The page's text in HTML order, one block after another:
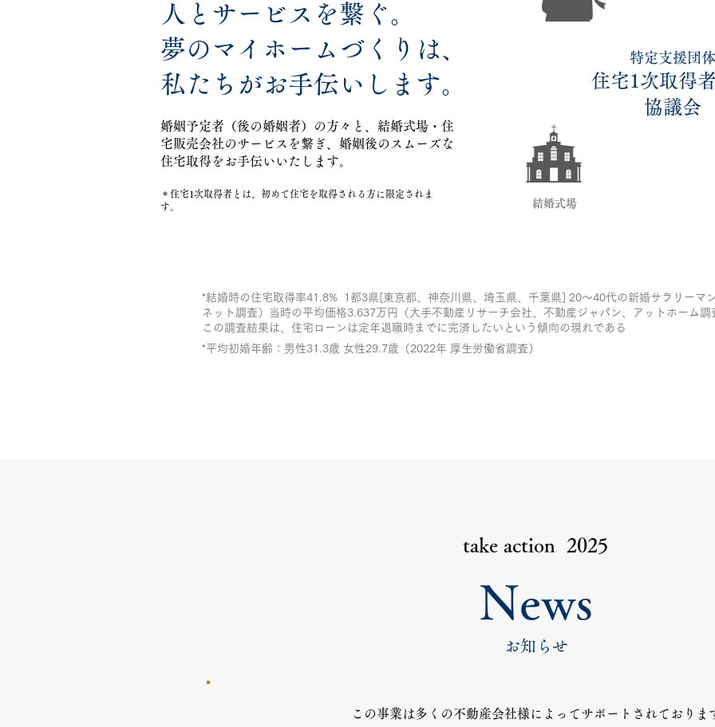
人とサービスを繋ぐ。
​夢のマイホームづくりは、
私たちがお手伝いします。
婚姻予定者​（後の婚姻者）の方々と、結婚式場・住
宅販売会社のサービスを繋ぎ、婚姻後のスムーズな
住宅取得をお手伝いいたします。​
＊住宅1次取得者とは、初めて住宅を取得される方に限定されま
す。
​特定支援団体
住宅1次取得
協議会
​結婚式場
*結婚時の住宅取得率41.8% 1都3県[東京都、神奈川県、埼玉県、千葉県] 20～40代の新婚サラリーマ
ネット調査）当時の平均価格3.637万円（大手不動産リサーチ会社、不動産ジャパン、アットホーム調
この調査結果は、住宅ローンは定年退職時までに完済したいという傾向の現れである​
*平均初婚年齢：男性31.3歳 女性29.7歳（2022年 厚生労働省調査）
take action 2025
News
お知らせ
この事業は多くの不動産会社様によってサポートされておりま